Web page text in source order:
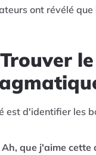
ont révélé
est d'identifier les
Ah, que j'aime